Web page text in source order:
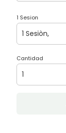
1 Sesion
Cantidad